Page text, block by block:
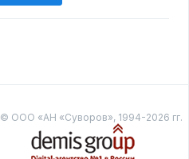
© ООО «АН «Суворов», 1994-2026 гг.